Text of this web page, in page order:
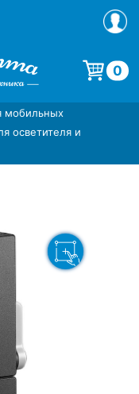
фототехники
СПб
foto-
0
пуста.
мобильных
осветителя и